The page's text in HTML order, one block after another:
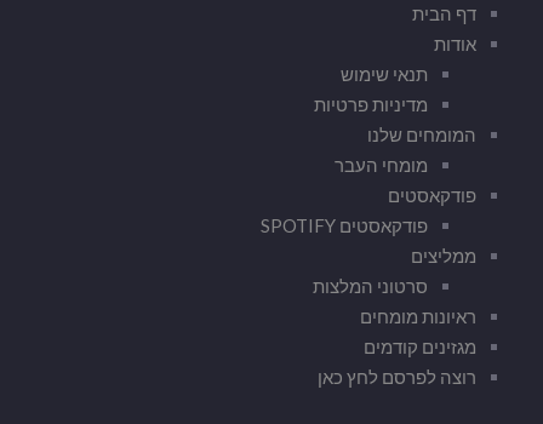
דף הבית
אודות
תנאי שימוש
מדיניות פרטיות
המומחים שלנו
מומחי העבר
פודקאסטים
פודקאסטים SPOTIFY
ממליצים
סרטוני המלצות
ראיונות מומחים
מגזינים קודמים
רוצה לפרסם לחץ כאן